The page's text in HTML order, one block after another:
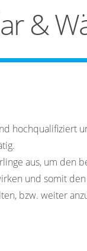
&
hochqualifiziert
aus, um den
und somit
bzw. weiter